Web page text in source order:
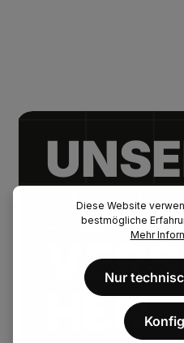
HEN.
Diese Website
bestmögliche
Mehr
Nur